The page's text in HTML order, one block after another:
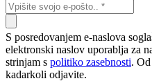
S posredovanjem e-naslova
elektronski naslov uporablja za
strinjam s politiko zasebnosti.
kadarkoli odjavite.